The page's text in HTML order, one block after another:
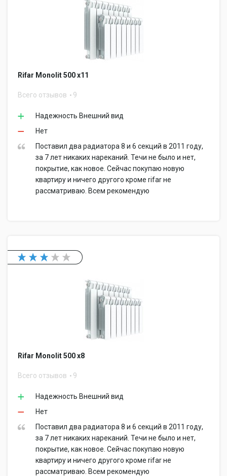
Rifar Monolit 500 x11
Всего отзывов 9
Надежность Внешний вид
Нет
Поставил два радиатора 8 и 6 секций в 2011 году,
за 7 лет никаких нареканий. Течи не было и нет,
покрытие, как новое. Сейчас покупаю новую
квартиру и ничего другого кроме rifar не
рассматриваю. Всем рекомендую
Rifar Monolit 500 x8
Всего отзывов 9
Надежность Внешний вид
Нет
Поставил два радиатора 8 и 6 секций в 2011 году,
за 7 лет никаких нареканий. Течи не было и нет,
покрытие, как новое. Сейчас покупаю новую
квартиру и ничего другого кроме rifar не
рассматриваю. Всем рекомендую